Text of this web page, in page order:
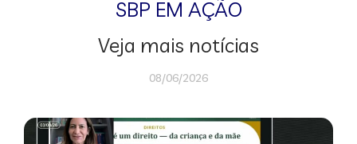
SBP EM AÇÃO
Veja mais notícias
08/06/2026